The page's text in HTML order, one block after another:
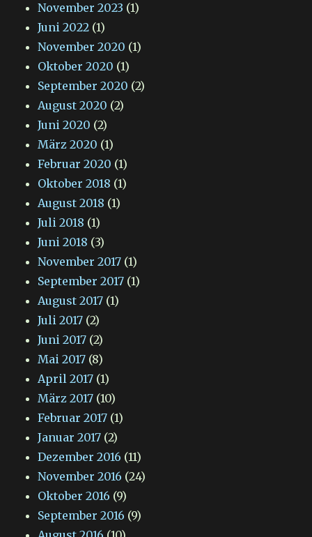
November 2023 (1)
Juni 2022 (1)
November 2020 (1)
Oktober 2020 (1)
September 2020 (2)
August 2020 (2)
Juni 2020 (2)
März 2020 (1)
Februar 2020 (1)
Oktober 2018 (1)
August 2018 (1)
Juli 2018 (1)
Juni 2018 (3)
November 2017 (1)
September 2017 (1)
August 2017 (1)
Juli 2017 (2)
Juni 2017 (2)
Mai 2017 (8)
April 2017 (1)
März 2017 (10)
Februar 2017 (1)
Januar 2017 (2)
Dezember 2016 (11)
November 2016 (24)
Oktober 2016 (9)
September 2016 (9)